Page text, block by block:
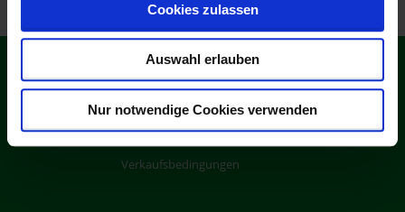
Cookies zulassen
Auswahl erlauben
Nur notwendige Cookies verwenden
Downloads
Verkaufsbedingungen